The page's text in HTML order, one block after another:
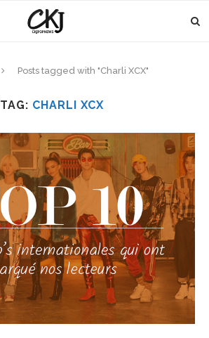
Posts tagged with "Charli XCX"
TAG: CHARLI XCX